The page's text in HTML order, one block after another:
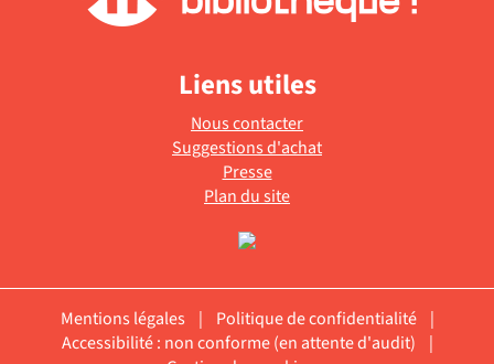
Liens utiles
Nous contacter
Suggestions d'achat
Presse
Plan du site
Mentions légales | Politique de confidentialité
|
Accessibilité : non conforme (en attente d'audit)
|